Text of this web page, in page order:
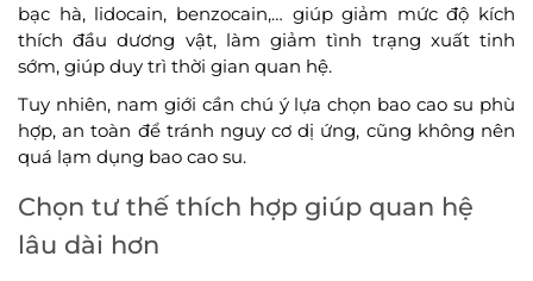
bạc hà, lidocain, benzocain,… giúp giảm mức độ kích
thích đầu dương vật, làm giảm tình trạng xuất tinh
sớm, giúp duy trì thời gian quan hệ.
Tuy nhiên, nam giới cần chú ý lựa chọn bao cao su phù
hợp, an toàn để tránh nguy cơ dị ứng, cũng không nên
quá lạm dụng bao cao su.
Chọn tư thế thích hợp giúp quan hệ
lâu dài hơn